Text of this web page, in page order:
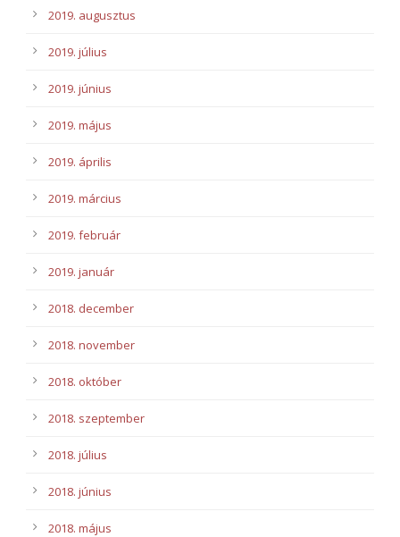
2019. augusztus
2019. július
2019. június
2019. május
2019. április
2019. március
2019. február
2019. január
2018. december
2018. november
2018. október
2018. szeptember
2018. július
2018. június
2018. május